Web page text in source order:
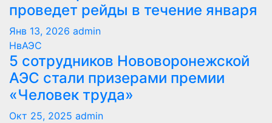
проведет рейды в течение января
Янв 13, 2026 admin
НвАЭС
5 сотрудников Нововоронежской
АЭС стали призерами премии
«Человек труда»
Окт 25, 2025 admin